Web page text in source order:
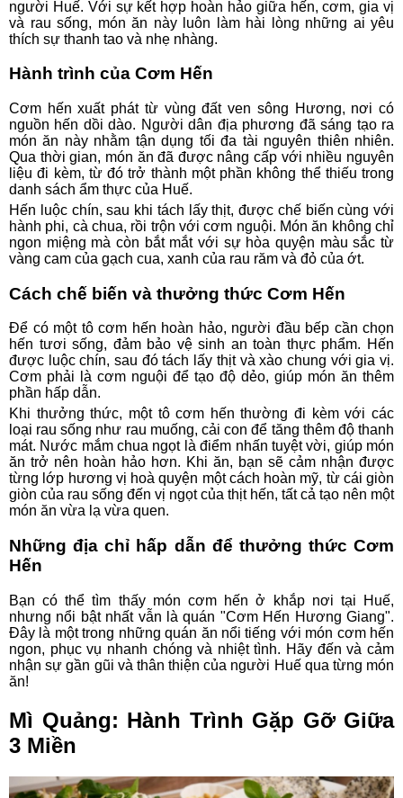
người Huế. Với sự kết hợp hoàn hảo giữa hến, cơm, gia vị
và rau sống, món ăn này luôn làm hài lòng những ai yêu
thích sự thanh tao và nhẹ nhàng.
Hành trình của Cơm Hến
Cơm hến xuất phát từ vùng đất ven sông Hương, nơi có
nguồn hến dồi dào. Người dân địa phương đã sáng tạo ra
món ăn này nhằm tận dụng tối đa tài nguyên thiên nhiên.
Qua thời gian, món ăn đã được nâng cấp với nhiều nguyên
liệu đi kèm, từ đó trở thành một phần không thể thiếu trong
danh sách ẩm thực của Huế.
Hến luộc chín, sau khi tách lấy thịt, được chế biến cùng với
hành phi, cà chua, rồi trộn với cơm nguội. Món ăn không chỉ
ngon miệng mà còn bắt mắt với sự hòa quyện màu sắc từ
vàng cam của gạch cua, xanh của rau răm và đỏ của ớt.
Cách chế biến và thưởng thức Cơm Hến
Để có một tô cơm hến hoàn hảo, người đầu bếp cần chọn
hến tươi sống, đảm bảo vệ sinh an toàn thực phẩm. Hến
được luộc chín, sau đó tách lấy thịt và xào chung với gia vị.
Cơm phải là cơm nguội để tạo độ dẻo, giúp món ăn thêm
phần hấp dẫn.
Khi thưởng thức, một tô cơm hến thường đi kèm với các
loại rau sống như rau muống, cải con để tăng thêm độ thanh
mát. Nước mắm chua ngọt là điểm nhấn tuyệt vời, giúp món
ăn trở nên hoàn hảo hơn. Khi ăn, bạn sẽ cảm nhận được
từng lớp hương vị hoà quyện một cách hoàn mỹ, từ cái giòn
giòn của rau sống đến vị ngọt của thịt hến, tất cả tạo nên một
món ăn vừa lạ vừa quen.
Những địa chỉ hấp dẫn để thưởng thức Cơm
Hến
Bạn có thể tìm thấy món cơm hến ở khắp nơi tại Huế,
nhưng nổi bật nhất vẫn là quán "Cơm Hến Hương Giang".
Đây là một trong những quán ăn nổi tiếng với món cơm hến
ngon, phục vụ nhanh chóng và nhiệt tình. Hãy đến và cảm
nhận sự gần gũi và thân thiện của người Huế qua từng món
ăn!
Mì Quảng: Hành Trình Gặp Gỡ Giữa
3 Miền